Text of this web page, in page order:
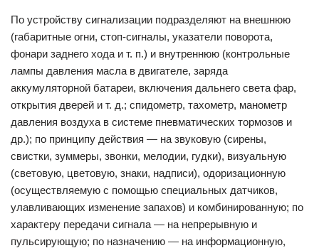
По устройству сигнализации подразделяют на внешнюю
(габаритные огни, стоп-сигналы, указатели поворота,
фонари заднего хода и т. п.) и внутреннюю (контрольные
лампы давления масла в двигателе, заряда
аккумуляторной батареи, включения дальнего света фар,
открытия дверей и т. д.; спидометр, тахометр, манометр
давления воздуха в системе пневматических тормозов и
др.); по принципу действия — на звуковую (сирены,
свистки, зуммеры, звонки, мелодии, гудки), визуальную
(световую, цветовую, знаки, надписи), одоризационную
(осуществляемую с помощью специальных датчиков,
улавливающих изменение запахов) и комбинированную; по
характеру передачи сигнала — на непрерывную и
пульсирующую; по назначению — на информационную,